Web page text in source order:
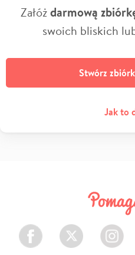
Załóżdarmową
swoich bliskich
Stwórz
Jak to
Facebook Twitter Instagram